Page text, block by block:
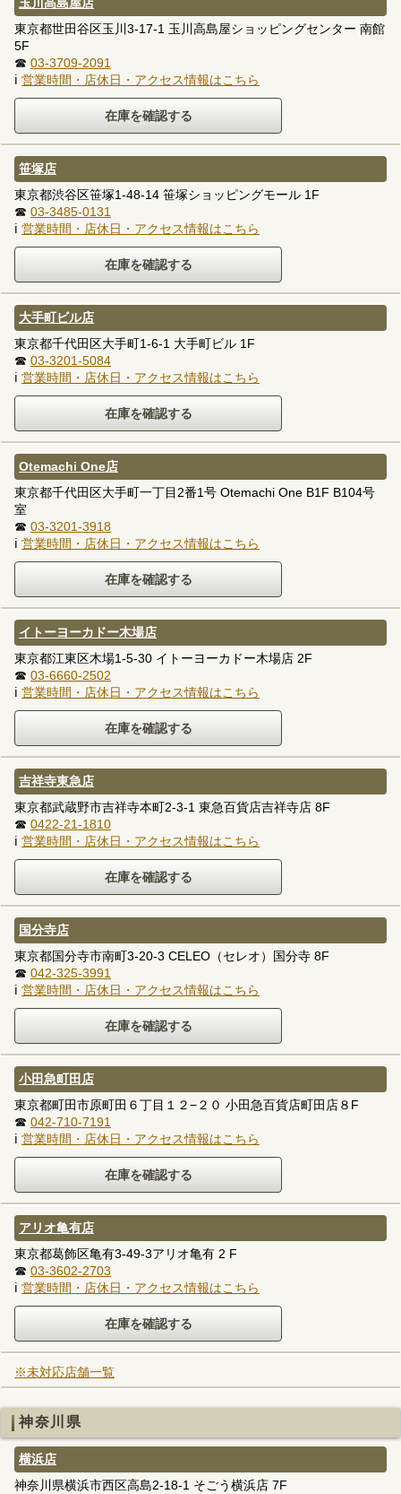
東京都世田谷区玉川3-17-1 玉川高島屋ショッピングセンター 南館
5F
☎ 03-3709-2091
ℹ 営業時間・店休日・アクセス情報はこちら
笹塚店
東京都渋谷区笹塚1-48-14 笹塚ショッピングモール 1F
☎ 03-3485-0131
ℹ 営業時間・店休日・アクセス情報はこちら
大手町ビル店
東京都千代田区大手町1-6-1 大手町ビル 1F
☎ 03-3201-5084
ℹ 営業時間・店休日・アクセス情報はこちら
Otemachi One店
東京都千代田区大手町一丁目2番1号 Otemachi One B1F B104号
室
☎ 03-3201-3918
ℹ 営業時間・店休日・アクセス情報はこちら
イトーヨーカドー木場店
東京都江東区木場1-5-30 イトーヨーカドー木場店 2F
☎ 03-6660-2502
ℹ 営業時間・店休日・アクセス情報はこちら
吉祥寺東急店
東京都武蔵野市吉祥寺本町2-3-1 東急百貨店吉祥寺店 8F
☎ 0422-21-1810
ℹ 営業時間・店休日・アクセス情報はこちら
国分寺店
東京都国分寺市南町3-20-3 CELEO（セレオ）国分寺 8F
☎ 042-325-3991
ℹ 営業時間・店休日・アクセス情報はこちら
小田急町田店
東京都町田市原町田６丁目１２−２０ 小田急百貨店町田店８F
☎ 042-710-7191
ℹ 営業時間・店休日・アクセス情報はこちら
アリオ亀有店
東京都葛飾区亀有3-49-3アリオ亀有 2 F
☎ 03-3602-2703
ℹ 営業時間・店休日・アクセス情報はこちら
※未対応店舗一覧
神奈川県
横浜店
神奈川県横浜市西区高島2-18-1 そごう横浜店 7F